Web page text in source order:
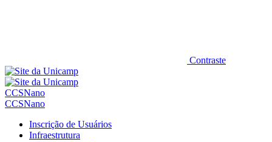
Contraste
CCSNano
CCSNano
Inscrição de Usuários
Infraestrutura